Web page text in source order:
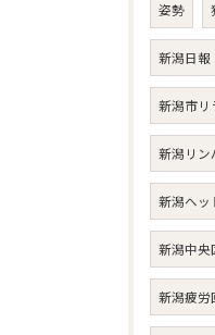
姿勢
新潟日報
新潟市リ
新潟リン
新潟ヘッ
新潟中央
新潟疲労